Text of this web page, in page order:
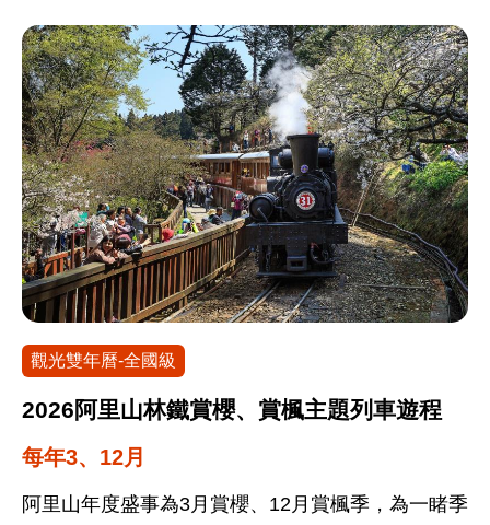
逐年創造話題吸引數十萬民眾前往觀賞，舉辦宗旨
為促進臺灣蘭花產業發展，並藉由蘭花展示、佈
景、運用及結合文創、生物科技等產品，提升民眾
賞花興趣，進而帶動花卉消費習慣，促進國際交流
並維持蘭花產業永續經營。
觀光雙年曆-全國級
2026阿里山林鐵賞櫻、賞楓主題列車遊程
每年3、12月
阿里山年度盛事為3月賞櫻、12月賞楓季，為一睹季